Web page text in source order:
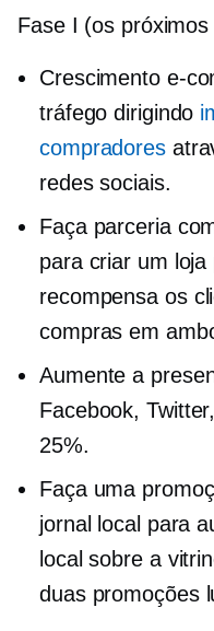
Fase I (os
Crescimento e-
tráfego dirigindo
compradores
redes sociais.
Faça parceria
para criar um
recompensa os
compras em
Aumente a
Facebook,
25%.
Faça uma
jornal local para
local sobre a
duas promoções